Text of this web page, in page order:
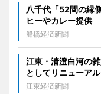
八千代「52間の縁
ヒーやカレー提供
船橋経済新聞
江東・清澄白河の
としてリニューアル
江東経済新聞